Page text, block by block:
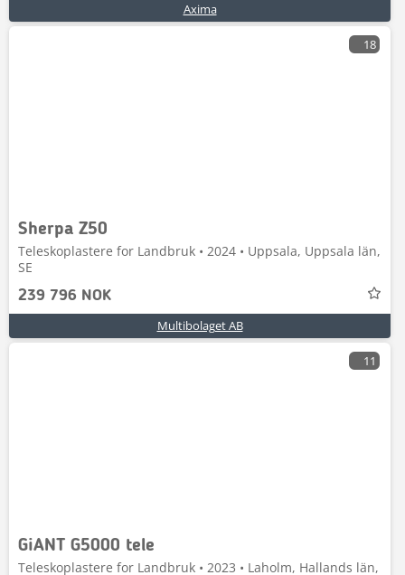
Axima
18
Sherpa Z50
Teleskoplastere for Landbruk • 2024 • Uppsala, Uppsala län,
SE
239 796 NOK
Multibolaget AB
11
GiANT G5000 tele
Teleskoplastere for Landbruk • 2023 • Laholm, Hallands län,